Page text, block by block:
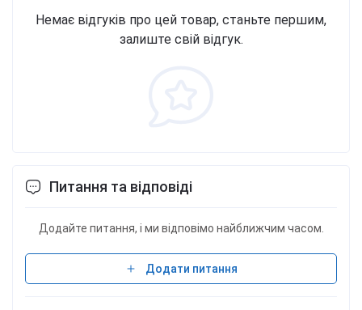
Немає відгуків про цей товар, станьте першим,
залиште свій відгук.
Питання та відповіді
Додайте питання, і ми відповімо найближчим часом.
Додати питання